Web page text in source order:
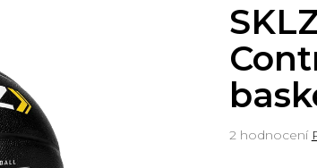
Průměrné
2 hodnocení